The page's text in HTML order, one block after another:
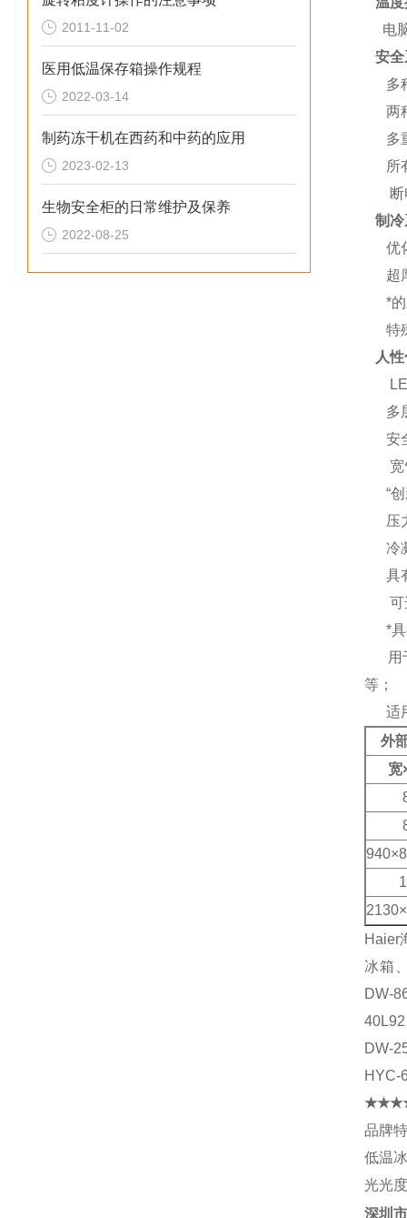
2011-11-02
医用低温保存箱操作规程
2022-03-14
制药冻干机在西药和中药的应用
2023-02-13
生物安全柜的日常维护及保养
2022-08-25
电脑
安全
多种
两种
多重
所
断
制
优化
超厚
*的
特殊
人性
LED
多
安全
宽气
“创
压
冷凝
具有
可
*具
用于
等；
适用
外
宽×
Haier
冰箱
DW-
DW-
HYC-
品牌
低温
光光
深圳